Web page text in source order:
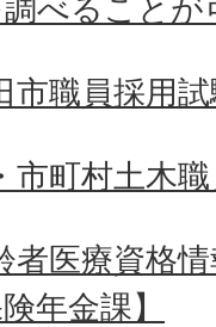
べること
市職員採用
市町村土木
者医療資格
年金課】